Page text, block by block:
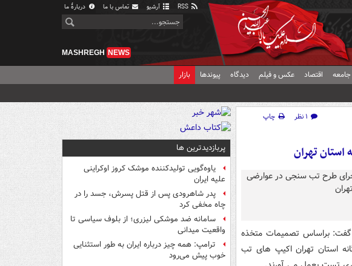
آرشیو تماس با ما دربارهٔ ما
MASHREGH NEWS
جامعه اقتصاد عکس و فیلم دیدگاه پیوندها بازار
۱ نظر
چاپ
تهران
گفت: براساس تصمیمات متخذه
مقابله با کرونا استان مقرر شد در خروجی های ۱۴ گانه استان تهران اکیپ های تب
پربازدیدترین ها
یاوه‌گویی تولیدکننده موشک کروز اوکراینی
علیه ایران
پدر شاهرودی پس از قتل پسرش، جسد را در
چاه مخفی کرد
سامانه ضد موشکی لیزری؛ از بلوف سیاسی تا
واقعیت میدانی
ترامپ: همه چیز درباره ایران به طور استثنایی
خوب پیش می‌رود